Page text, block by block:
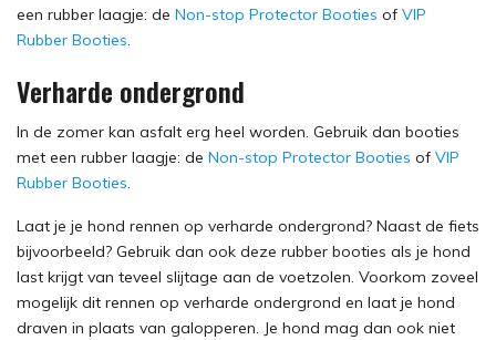
een rubber laagje: de Non-stop Protector Booties of VIP
Rubber Booties.
Verharde ondergrond
In de zomer kan asfalt erg heel worden. Gebruik dan booties
met een rubber laagje: de Non-stop Protector Booties of VIP
Rubber Booties.
Laat je je hond rennen op verharde ondergrond? Naast de fiets
bijvoorbeeld? Gebruik dan ook deze rubber booties als je hond
last krijgt van teveel slijtage aan de voetzolen. Voorkom zoveel
mogelijk dit rennen op verharde ondergrond en laat je hond
draven in plaats van galopperen. Je hond mag dan ook niet